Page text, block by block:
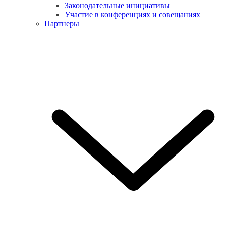
Законодательные инициативы
Участие в конференциях и совещаниях
Партнеры